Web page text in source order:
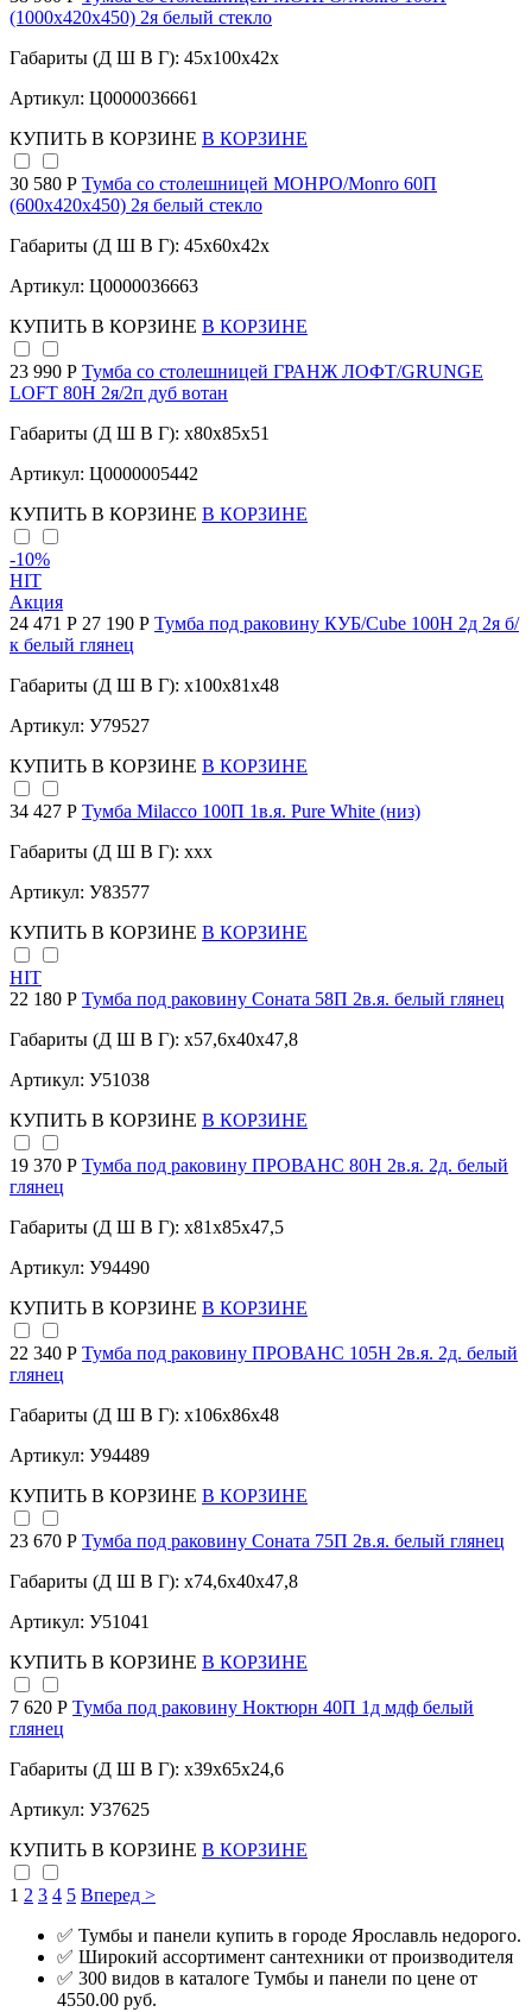
(1000х420х450) 2я белый стекло
Габариты (Д Ш В Г): 45x100x42x
Артикул: Ц0000036661
КУПИТЬ В КОРЗИНЕ В КОРЗИНЕ
30 580 Р Тумба со столешницей МОНРО/Monro 60П
(600х420х450) 2я белый стекло
Габариты (Д Ш В Г): 45x60x42x
Артикул: Ц0000036663
КУПИТЬ В КОРЗИНЕ В КОРЗИНЕ
23 990 Р Тумба со столешницей ГРАНЖ ЛОФТ/GRUNGE
LOFT 80Н 2я/2п дуб вотан
Габариты (Д Ш В Г): x80x85x51
Артикул: Ц0000005442
КУПИТЬ В КОРЗИНЕ В КОРЗИНЕ
-10%
HIT
Акция
24 471 Р 27 190 Р Тумба под раковину КУБ/Cube 100Н 2д 2я б/
к белый глянец
Габариты (Д Ш В Г): x100x81x48
Артикул: У79527
КУПИТЬ В КОРЗИНЕ В КОРЗИНЕ
34 427 Р Тумба Milacco 100П 1в.я. Pure White (низ)
Габариты (Д Ш В Г): xxx
Артикул: У83577
КУПИТЬ В КОРЗИНЕ В КОРЗИНЕ
HIT
22 180 Р Тумба под раковину Соната 58П 2в.я. белый глянец
Габариты (Д Ш В Г): x57,6x40x47,8
Артикул: У51038
КУПИТЬ В КОРЗИНЕ В КОРЗИНЕ
19 370 Р Тумба под раковину ПРОВАНС 80Н 2в.я. 2д. белый
глянец
Габариты (Д Ш В Г): x81x85x47,5
Артикул: У94490
КУПИТЬ В КОРЗИНЕ В КОРЗИНЕ
22 340 Р Тумба под раковину ПРОВАНС 105Н 2в.я. 2д. белый
глянец
Габариты (Д Ш В Г): x106x86x48
Артикул: У94489
КУПИТЬ В КОРЗИНЕ В КОРЗИНЕ
23 670 Р Тумба под раковину Соната 75П 2в.я. белый глянец
Габариты (Д Ш В Г): x74,6x40x47,8
Артикул: У51041
КУПИТЬ В КОРЗИНЕ В КОРЗИНЕ
7 620 Р Тумба под раковину Ноктюрн 40П 1д мдф белый
глянец
Габариты (Д Ш В Г): x39x65x24,6
Артикул: У37625
КУПИТЬ В КОРЗИНЕ В КОРЗИНЕ
1 2 3 4 5 Вперед >
✅ Тумбы и панели купить в городе Ярославль недорого.
✅ Широкий ассортимент сантехники от производителя
✅ 300 видов в каталоге Тумбы и панели по цене от
4550.00 руб.